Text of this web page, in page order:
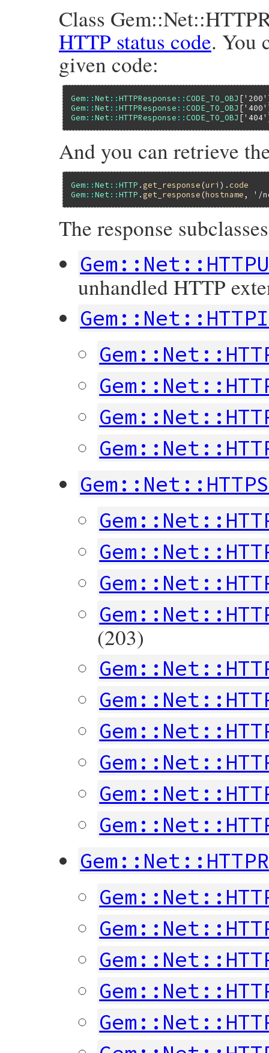
Class
HTTP status code. You
given code:
Gem::Net ::HTTPResponse ::CODE_TO_OBJ ['200'
Gem::Net ::HTTPResponse ::CODE_TO_OBJ ['400'
Gem::Net ::HTTPResponse ::CODE_TO_OBJ ['404'
And you can retrieve
Gem::Net ::HTTP . get_response (uri ). code
Gem::Net ::HTTP . get_response (hostname, '/
The response
unhandled HTTP
(203)